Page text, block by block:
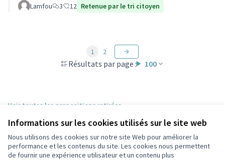
Informations sur les cookies utilisés sur le site web
Nous utilisons des cookies sur notre site Web pour améliorer la
performance et les contenus du site. Les cookies nous permettent
de fournir une expérience utilisateur et un contenu plus
Lamfou 3 12 Retenue par le tri citoyen
Résultats par page : 100
1 2
Voir toutes les propositions retirées
Conditions d'utilisation
Paramètres des cookies
Participez Villeurbanne sur X
Participez Villeurbanne sur Facebook
Participez Villeurbanne sur Instagram
Participez Villeurbanne sur YouTube